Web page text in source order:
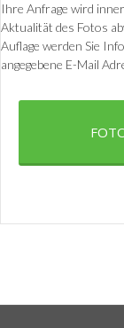
Ihre Anfrage wird
Aktualität des Fotos
Auflage werden Sie
angegebene E-Mail